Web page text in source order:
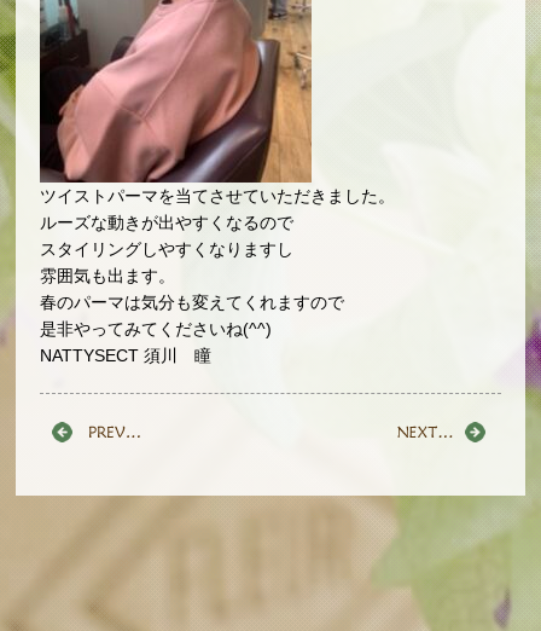
ツイストパーマを当てさせていただきました。
ルーズな動きが出やすくなるので
スタイリングしやすくなりますし
雰囲気も出ます。
春のパーマは気分も変えてくれますので
是非やってみてくださいね(^^)
NATTYSECT 須川 瞳